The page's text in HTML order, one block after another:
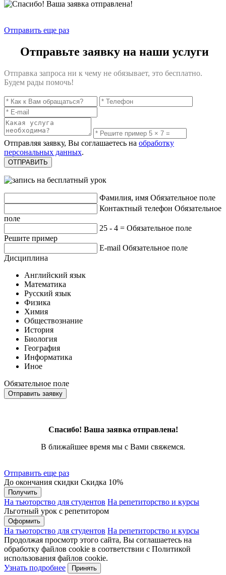
Отправить еще раз
Отправьте заявку на наши услуги
Отправка запроса ни к чему не обязывает, это бесплатно.
Будем рады помочь!
Отправляя заявку, Вы соглашаетесь на обработку
персональных данных.
Фамилия, имя Обязательное поле
Контактный телефон Обязательное
поле
25 - 4 = Обязательное поле
Решите пример
E-mail Обязательное поле
Дисциплина
Английский язык
Математика
Русский язык
Физика
Химия
Обществознание
История
Биология
География
Информатика
Иное
Обязательное поле
Отправить заявку
Спасибо! Ваша заявка отправлена!
В ближайшее время мы с Вами свяжемся.
Отправить еще раз
До окончания скидки Скидка 10%
Получить
На тьюторство для студентов На репетиторство и курсы
Льготный урок с репетитором
Оформить
На тьюторство для студентов На репетиторство и курсы
Продолжая просмотр этого сайта, Вы соглашаетесь на
обработку файлов cookie в соответствии с Политикой
использования файлов cookie.
Узнать подробнее
Принять